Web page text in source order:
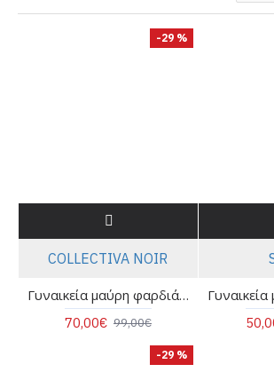
-29 %
COLLECTIVA NOIR
Γυναικεία μαύρη φαρδιά παντελόνα - Collectiva Noir Jasmine Pants
70,00€ 99,00€
-29 %